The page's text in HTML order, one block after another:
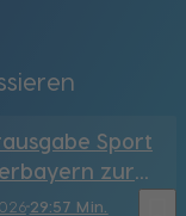
29:57 Min.
Sport
zur